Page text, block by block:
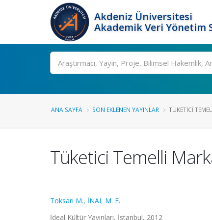
Akdeniz Üniversitesi
Akademik Veri Yönetim
Ara
ANA SAYFA SON EKLENEN YAYINLAR TÜKETICI
Tüketici Temelli
Toksarı M., İNAL M. E.
İdeal Kültür Yayınları, İstanbul, 2012